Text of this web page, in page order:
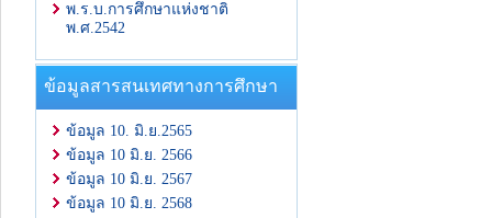
พ.ร.บ.การศึกษาแห่งชาติ
พ.ศ.2542
ข้อมูลสารสนเทศทางการศึกษา
ข้อมูล 10. มิ.ย.2565
ข้อมูล 10 มิ.ย. 2566
ข้อมูล 10 มิ.ย. 2567
ข้อมูล 10 มิ.ย. 2568